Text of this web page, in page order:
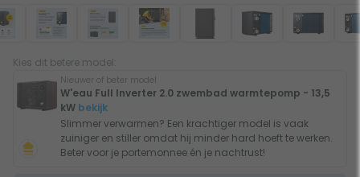
Kies dit betere model:
Nieuwer of beter model
W'eau Full Inverter 2.0 zwembad warmtepomp - 13,5
kW bekijk
Slimmer verwarmen? Een krachtiger model is vaak
zuiniger en stiller omdat hij minder hard hoeft te werken.
Beter voor je portemonnee én je nachtrust!